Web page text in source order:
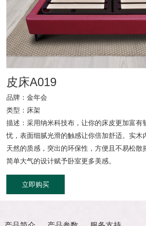
官方商城
皮床A019
品牌：金年会
类型：床架
描述：采用纳米科技布，让你的床皮更加富有
忧，表面细腻光滑的触感让你倍加舒适。实木
天然的质感，突出的环保性，方便且不易松散
简单大气的设计赋予卧室更多美感。
立即购买